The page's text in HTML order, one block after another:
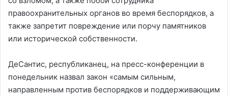
правоохранительных органов во время беспорядков, а
также запретит повреждение или порчу памятников
или исторической собственности.
ДеСантис, республиканец, на пресс-конференции в
понедельник назвал закон «самым сильным,
направленным против беспорядков и поддерживающим